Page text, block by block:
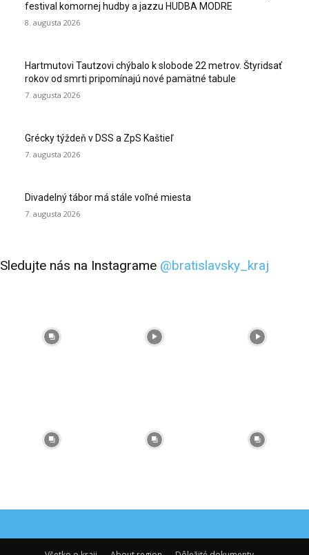
festival komornej hudby a jazzu HUDBA MODRE
8. augusta 2026
Hartmutovi Tautzovi chýbalo k slobode 22 metrov. Štyridsať
rokov od smrti pripomínajú nové pamätné tabule
7. augusta 2026
Grécky týždeň v DSS a ZpS Kaštieľ
7. augusta 2026
Divadelný tábor má stále voľné miesta
7. augusta 2026
Sledujte nás na Instagrame @bratislavsky_kraj